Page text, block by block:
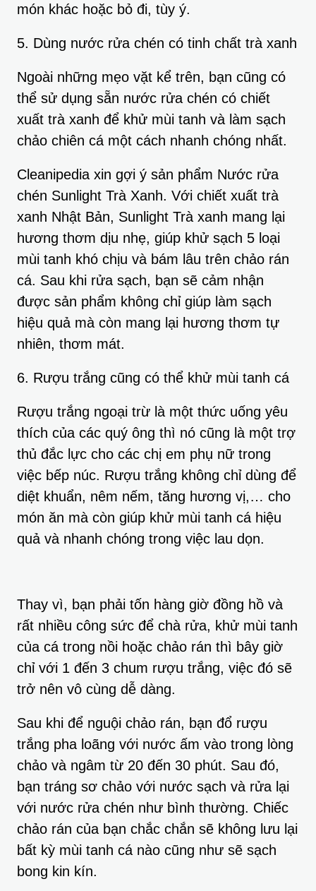
món khác hoặc bỏ đi, tùy ý.
5. Dùng nước rửa chén có tinh chất trà xanh
Ngoài những mẹo vặt kể trên, bạn cũng có
thể sử dụng sẵn nước rửa chén có chiết
xuất trà xanh để khử mùi tanh và làm sạch
chảo chiên cá một cách nhanh chóng nhất.
Cleanipedia xin gợi ý sản phẩm Nước rửa
chén Sunlight Trà Xanh. Với chiết xuất trà
xanh Nhật Bản, Sunlight Trà xanh mang lại
hương thơm dịu nhẹ, giúp khử sạch 5 loại
mùi tanh khó chịu và bám lâu trên chảo rán
cá. Sau khi rửa sạch, bạn sẽ cảm nhận
được sản phẩm không chỉ giúp làm sạch
hiệu quả mà còn mang lại hương thơm tự
nhiên, thơm mát.
6. Rượu trắng cũng có thể khử mùi tanh cá
Rượu trắng ngoại trừ là một thức uống yêu
thích của các quý ông thì nó cũng là một trợ
thủ đắc lực cho các chị em phụ nữ trong
việc bếp núc. Rượu trắng không chỉ dùng để
diệt khuẩn, nêm nếm, tăng hương vị,… cho
món ăn mà còn giúp khử mùi tanh cá hiệu
quả và nhanh chóng trong việc lau dọn.
Thay vì, bạn phải tốn hàng giờ đồng hồ và
rất nhiều công sức để chà rửa, khử mùi tanh
của cá trong nồi hoặc chảo rán thì bây giờ
chỉ với 1 đến 3 chum rượu trắng, việc đó sẽ
trở nên vô cùng dễ dàng.
Sau khi để nguội chảo rán, bạn đổ rượu
trắng pha loãng với nước ấm vào trong lòng
chảo và ngâm từ 20 đến 30 phút. Sau đó,
bạn tráng sơ chảo với nước sạch và rửa lại
với nước rửa chén như bình thường. Chiếc
chảo rán của bạn chắc chắn sẽ không lưu lại
bất kỳ mùi tanh cá nào cũng như sẽ sạch
bong kin kín.